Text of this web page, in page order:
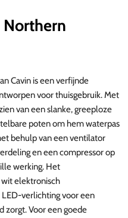
Northern
Cavin is een verfijnde
voor thuisgebruik. Met
van een slanke, greeploze
poten om hem waterpas
behulp van een ventilator
en een compressor op
werking. Het
elektronisch
verlichting voor een
zorgt. Voor een goede